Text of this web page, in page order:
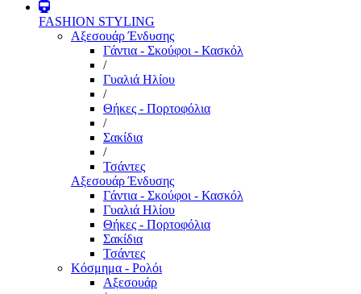
FASHION STYLING
Αξεσουάρ Ένδυσης
Γάντια - Σκούφοι - Κασκόλ
/
Γυαλιά Ηλίου
/
Θήκες - Πορτοφόλια
/
Σακίδια
/
Τσάντες
Αξεσουάρ Ένδυσης
Γάντια - Σκούφοι - Κασκόλ
Γυαλιά Ηλίου
Θήκες - Πορτοφόλια
Σακίδια
Τσάντες
Κόσμημα - Ρολόι
Αξεσουάρ